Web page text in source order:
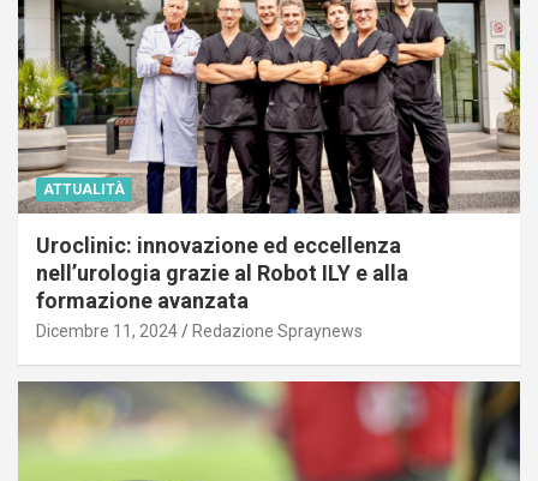
ATTUALITÀ
Uroclinic: innovazione ed eccellenza
nell’urologia grazie al Robot ILY e alla
formazione avanzata
Dicembre 11, 2024 Redazione Spraynews